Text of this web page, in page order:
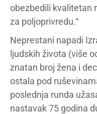
obezbedili kvalitetan
za poljoprivredu.“
Neprestani napadi
ljudskih života (više
znatan broj žena i
ostala pod
poslednja runda
nastavak 75 godina